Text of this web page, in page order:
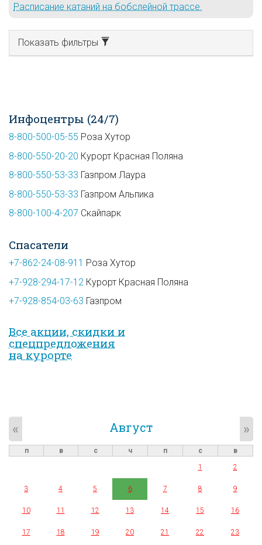
Расписание катаний на бобслейной трассе.
Показать фильтры
Инфоцентры (24/7)
8-800-500-05-55 Роза Хутор
8-800-550-20-20 Курорт Красная Поляна
8-800-550-53-33 Газпром Лаура
8-800-550-53-33 Газпром Альпика
8-800-100-4-207 Скайпарк
Спасатели
+7-862-24-08-911 Роза Хутор
+7-928-294-17-12 Курорт Красная Поляна
+7-928-854-03-63 Газпром
Все акции, скидки и
спец­предложе­ния
на курорте
Август
« »
п в с ч п с
в
1
2
3 4 5 6 7 8 9
10 11 12 13 14 15 16
17 18 19 20 21 22 23